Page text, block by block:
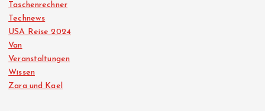
Taschenrechner
Technews
USA Reise 2024
Van
Veranstaltungen
Wissen
Zara und Kael